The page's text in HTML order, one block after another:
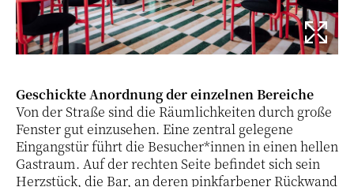
Geschickte Anordnung der einzelnen Bereiche
Von der Straße sind die Räumlichkeiten durch große
Fenster gut einzusehen. Eine zentral gelegene
Eingangstür führt die Besucher*innen in einen hellen
Gastraum. Auf der rechten Seite befindet sich sein
Herzstück, die Bar, an deren pinkfarbener Rückwand